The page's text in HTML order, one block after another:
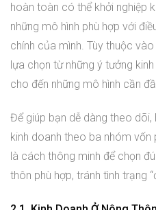
hoàn toàn có thể khởi nghiệp
những mô hình phù hợp với
chính của mình. Tùy thuộc
lựa chọn từ những ý tưởng
cho đến những mô hình cần
Để giúp bạn dễ dàng theo dõi,
kinh doanh theo ba nhóm vốn
là cách thông minh để chọn
thôn phù hợp, tránh tình trạng